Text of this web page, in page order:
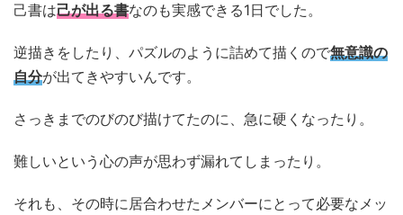
己書は己が出る書なのも実感できる1日でした。
逆描きをしたり、パズルのように詰めて描くので無意識の
自分が出てきやすいんです。
さっきまでのびのび描けてたのに、急に硬くなったり。
難しいという心の声が思わず漏れてしまったり。
それも、その時に居合わせたメンバーにとって必要なメッ